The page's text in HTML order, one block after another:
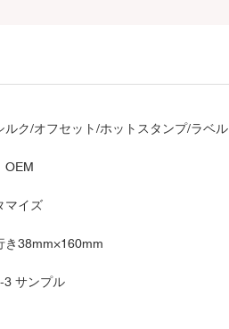
ルク/オフセット/ホットスタンプ/ラベル
OEM
マイズ
き38mm×160mm
3 サンプル